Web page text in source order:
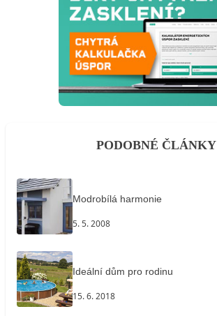
PODOBNÉ ČLÁNKY
Modrobílá harmonie
5. 5. 2008
Ideální dům pro rodinu
15. 6. 2018